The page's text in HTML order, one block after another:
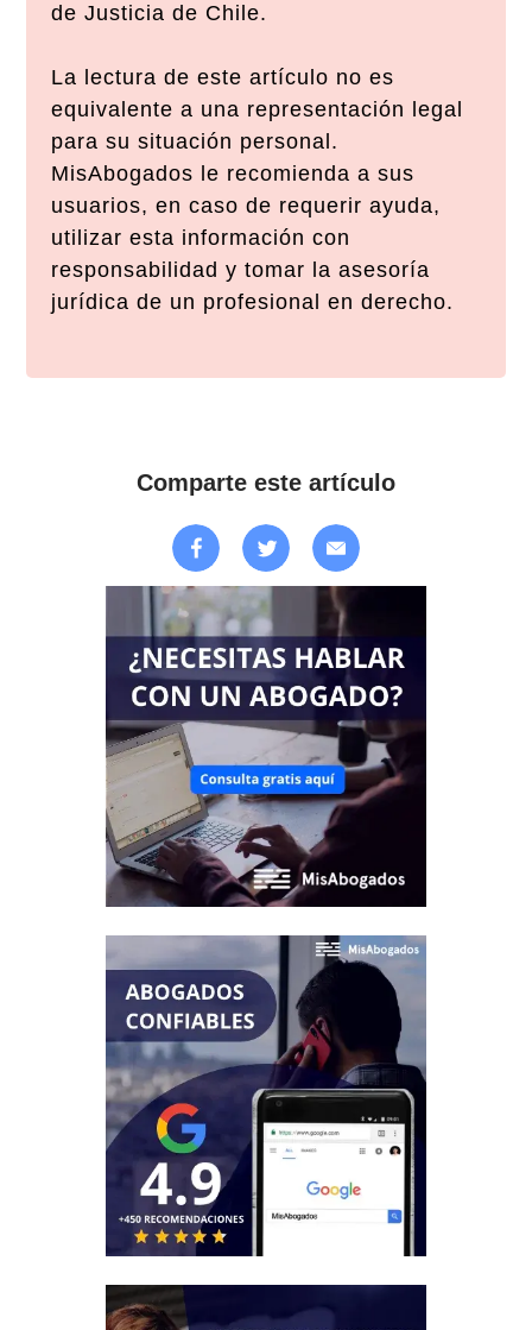
de Justicia de Chile.
La lectura de este artículo no es
equivalente a una representación legal
para su situación personal.
MisAbogados le recomienda a sus
usuarios, en caso de requerir ayuda,
utilizar esta información con
responsabilidad y tomar la asesoría
jurídica de un profesional en derecho.
Comparte este artículo